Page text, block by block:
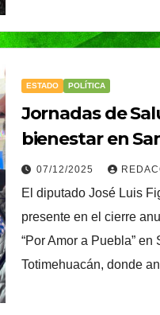
ESTADO POLÍTICA
Jornadas de
bienestar en
Totimehuacán
07/12/2025
El diputado José Luis
presente en el cierre
“Por Amor a Puebla” en
Totimehuacán, donde